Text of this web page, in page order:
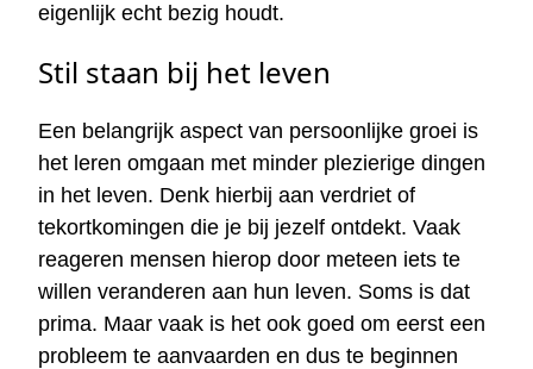
eigenlijk echt bezig houdt.
Stil staan bij het leven
Een belangrijk aspect van persoonlijke groei is
het leren omgaan met minder plezierige dingen
in het leven. Denk hierbij aan verdriet of
tekortkomingen die je bij jezelf ontdekt. Vaak
reageren mensen hierop door meteen iets te
willen veranderen aan hun leven. Soms is dat
prima. Maar vaak is het ook goed om eerst een
probleem te aanvaarden en dus te beginnen